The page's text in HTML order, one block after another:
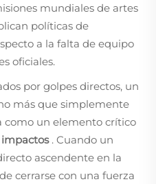
mundiales de artes
políticas de
a la falta de equipo
oficiales.
por golpes directos, un
más que simplemente
como un elemento crítico
. Cuando un
ascendente en la
cerrarse con una fuerza